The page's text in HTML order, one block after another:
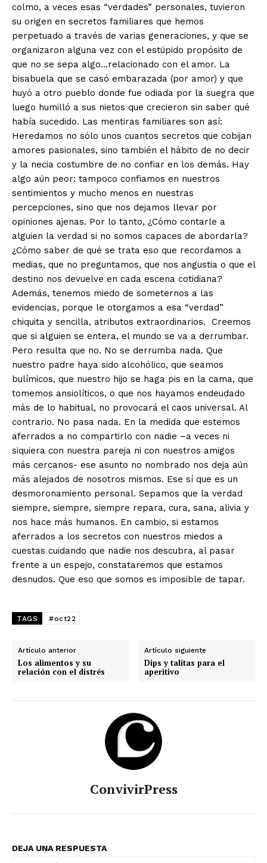
colmo, a veces esas “verdades” personales, tuvieron
su origen en secretos familiares que hemos
perpetuado a través de varias generaciones, y que se
organizaron alguna vez con el estúpido propósito de
que no se sepa algo…relacionado con el amor. La
bisabuela que se casó embarazada (por amor) y que
huyó a otro pueblo donde fue odiada por la suegra que
luego humilló a sus nietos que crecieron sin saber qué
había sucedido. Las mentiras familiares son así:
Heredamos no sólo unos cuantos secretos que cobijan
amores pasionales, sino también el hábito de no decir
y la necia costumbre de no confiar en los demás. Hay
algo aún peor: tampoco confiamos en nuestros
sentimientos y mucho menos en nuestras
percepciones, sino que nos dejamos llevar por
opiniones ajenas. Por lo tanto, ¿Cómo contarle a
alguien la verdad si no somos capaces de abordarla?
¿Cómo saber de qué se trata eso que recordamos a
medias, que no preguntamos, que nos angustia o que el
destino nos devuelve en cada escena cotidiana?
Además, tenemos miedo de someternos a las
evidencias, porque le otorgamos a esa “verdad”
chiquita y sencilla, atributos extraordinarios. Creemos
que si alguien se entera, el mundo se va a derrumbar.
Pero resulta que no. No se derrumba nada. Que
nuestro padre haya sido alcohólico, que seamos
bulímicos, que nuestro hijo se haga pis en la cama, que
tomemos ansiolíticos, o que nos hayamos endeudado
más de lo habitual, no provocará el caos universal. Al
contrario. No pasa nada. En la medida que estemos
aferrados a no compartirlo con nadie –a veces ni
siquiera con nuestra pareja ni con nuestros amigos
más cercanos- ese asunto no nombrado nos deja aún
más alejados de nosotros mismos. Ese sí que es un
desmoronamiento personal. Sepamos que la verdad
siempre, siempre, siempre repara, cura, sana, alivia y
nos hace más humanos. En cambio, si estamos
aferrados a los secretos con nuestros miedos a
cuestas cuidando que nadie nos descubra, al pasar
frente a un espejo, constataremos que estamos
desnudos. Que eso que somos es imposible de tapar.
TAGS #oct22
Artículo anterior
Los alimentos y su
relación con el distrés
Artículo siguiente
Dips y talitas para el
aperitivo
ConvivirPress
DEJA UNA RESPUESTA